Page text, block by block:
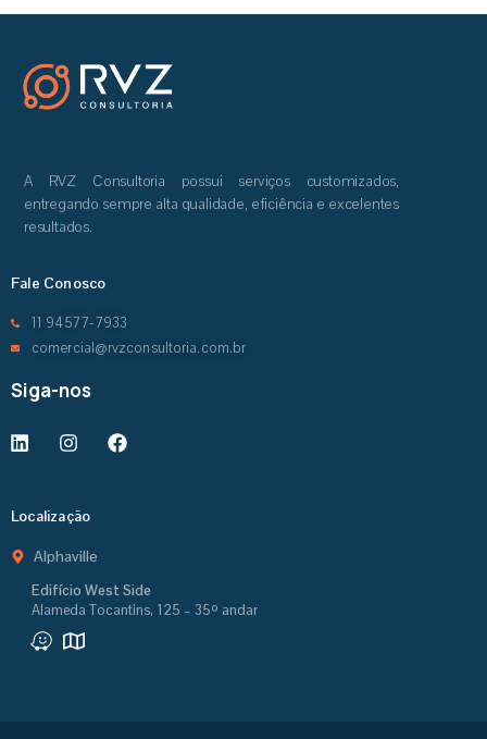
A RVZ Consultoria possui serviços customizados,
entregando sempre alta qualidade, eficiência e excelentes
resultados.
Fale Conosco
11 94577-7933
comercial@rvzconsultoria.com.br
Siga-nos
Localização
Alphaville
Edifício West Side
Alameda Tocantins, 125 – 35º andar